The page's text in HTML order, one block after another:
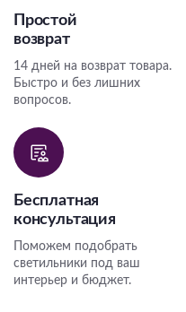
Простой
возврат
14 дней на возврат товара.
Быстро и без лишних
вопросов.
Бесплатная
консультация
Поможем подобрать
светильники под ваш
интерьер и бюджет.